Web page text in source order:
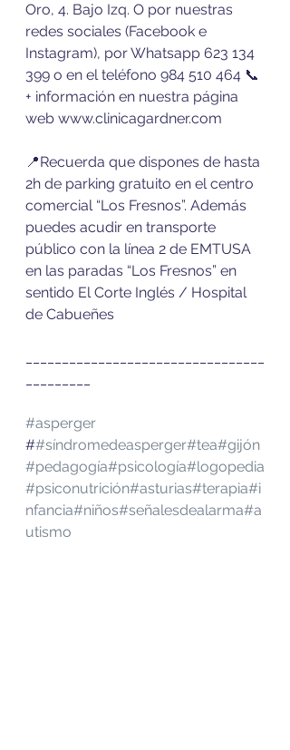
Oro, 4. Bajo Izq. O por nuestras
redes sociales (Facebook e
Instagram), por Whatsapp 623 134
399 o en el teléfono 984 510 464 📞
+ información en nuestra página
web www.clinicagardner.com
📍Recuerda que dispones de hasta
2h de parking gratuito en el centro
comercial “Los Fresnos”. Además
puedes acudir en transporte
público con la línea 2 de EMTUSA
en las paradas “Los Fresnos” en
sentido El Corte Inglés / Hospital
de Cabueñes
#asperger
##síndromedeasperger#tea#gijón
#pedagogía#psicología#logopedia
#psiconutrición#asturias#terapia#i
nfancia#niños#señalesdealarma#a
utismo